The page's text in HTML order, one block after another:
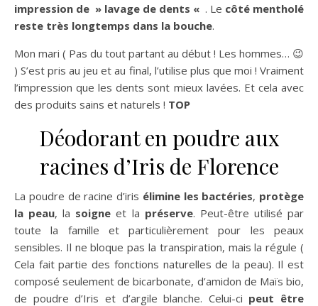
impression de » lavage de dents « . Le côté mentholé
reste très longtemps dans la bouche.
Mon mari ( Pas du tout partant au début ! Les hommes… 😉
) S’est pris au jeu et au final, l’utilise plus que moi ! Vraiment
l’impression que les dents sont mieux lavées. Et cela avec
des produits sains et naturels ! TOP
Déodorant en poudre aux
racines d’Iris de Florence
La poudre de racine d’iris élimine les bactéries, protège
la peau, la soigne et la préserve. Peut-être utilisé par
toute la famille et particulièrement pour les peaux
sensibles. Il ne bloque pas la transpiration, mais la régule (
Cela fait partie des fonctions naturelles de la peau). Il est
composé seulement de bicarbonate, d’amidon de Maïs bio,
de poudre d’Iris et d’argile blanche. Celui-ci peut être